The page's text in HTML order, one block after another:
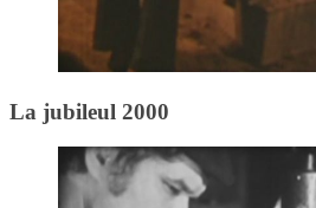
La jubileul 2000